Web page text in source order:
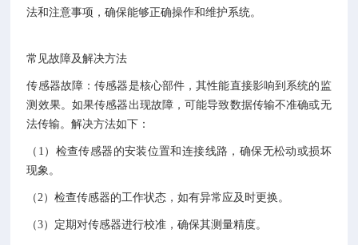
法和注意事项，确保能够正确操作和维护系统。
常见故障及解决方法
传感器故障：传感器是核心部件，其性能直接影响到系统的监
测效果。如果传感器出现故障，可能导致数据传输不准确或无
法传输。解决方法如下：
（1）检查传感器的安装位置和连接线路，确保无松动或损坏
现象。
（2）检查传感器的工作状态，如有异常应及时更换。
（3）定期对传感器进行校准，确保其测量精度。